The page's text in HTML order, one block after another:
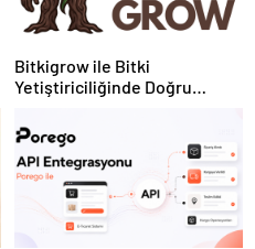
Bitkigrow ile Bitki
Yetiştiriciliğinde Doğru